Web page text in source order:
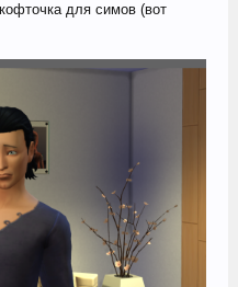
для симов (вот